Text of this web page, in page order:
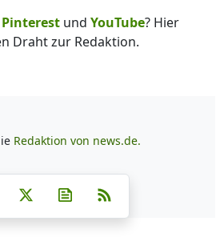
Pinterest und YouTube? Hier
Draht zur Redaktion.
Redaktion von news.de.
auf Facebook
Teilen auf Whatsapp
Teilen auf Telegram
Pinterest
E-Mail teilen
Post auf XNewsletter abonnieren